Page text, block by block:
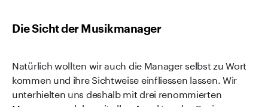
Die Sicht der Musikmanager
Natürlich wollten wir auch die Manager selbst zu Wort
kommen und ihre Sichtweise einfliessen lassen. Wir
unterhielten uns deshalb mit drei renommierten